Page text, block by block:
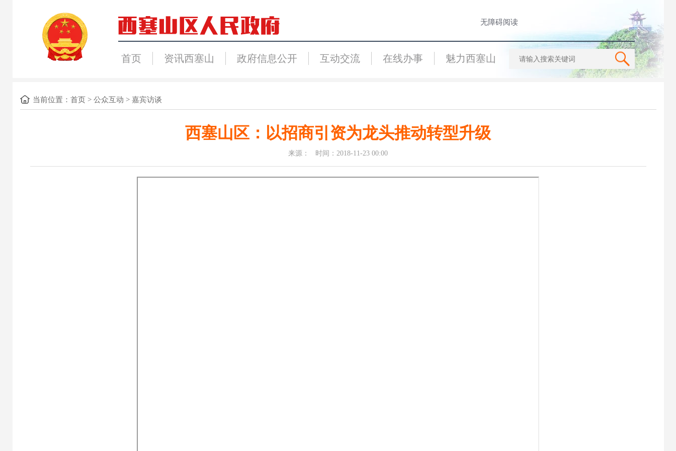
无障碍阅读
首页 资讯西塞山 政府信息公开 互动交流 在线办事 魅力西塞山
当前位置： 首页> 公众互动 > 嘉宾访谈
西塞山区：以招商引资为龙头推动转型升级
来源： 时间：2018-11-23 00:00